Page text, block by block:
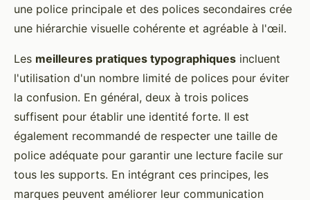
une police principale et des polices secondaires crée
une hiérarchie visuelle cohérente et agréable à l'œil.
Les meilleures pratiques typographiques incluent
l'utilisation d'un nombre limité de polices pour éviter
la confusion. En général, deux à trois polices
suffisent pour établir une identité forte. Il est
également recommandé de respecter une taille de
police adéquate pour garantir une lecture facile sur
tous les supports. En intégrant ces principes, les
marques peuvent améliorer leur communication